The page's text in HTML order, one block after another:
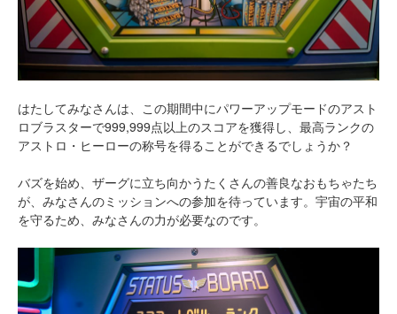
はたしてみなさんは、この期間中にパワーアップモードのアスト
ロブラスターで999,999点以上のスコアを獲得し、最高ランクの
アストロ・ヒーローの称号を得ることができるでしょうか？
バズを始め、ザーグに立ち向かうたくさんの善良なおもちゃたち
が、みなさんのミッションへの参加を待っています。宇宙の平和
を守るため、みなさんの力が必要なのです。